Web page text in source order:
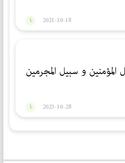
2021-10-18
2023-10-28